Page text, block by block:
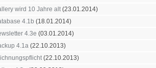
wird 10 Jahre alt(23.01.2014)
4.1b (18.01.2014)
4.3e (03.01.2014)
4.1a (22.10.2013)
(22.10.2013)